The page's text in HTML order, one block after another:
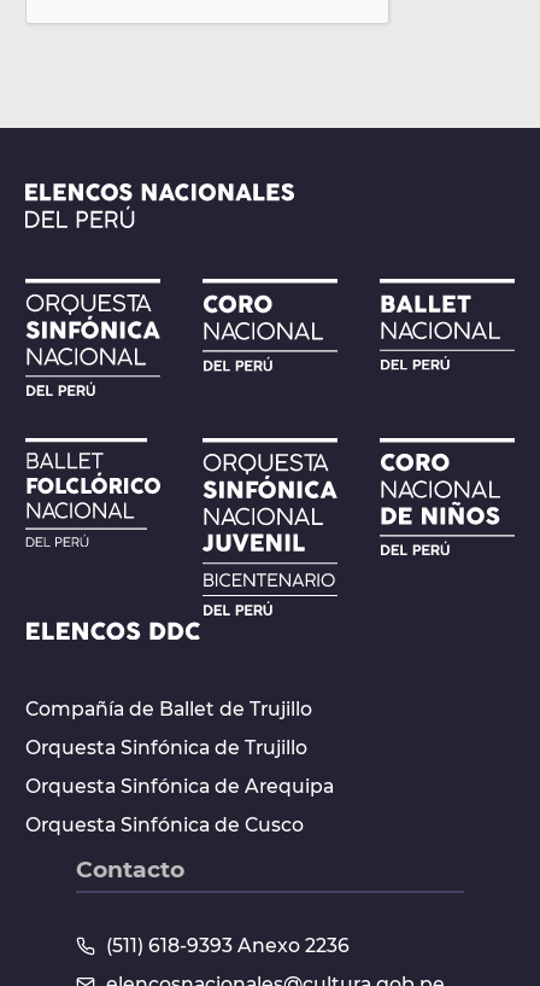
Compañía de Ballet de Trujillo
Orquesta Sinfónica de Trujillo
Orquesta Sinfónica de Arequipa
Orquesta Sinfónica de Cusco
Contacto
(511) 618-9393 Anexo 2236